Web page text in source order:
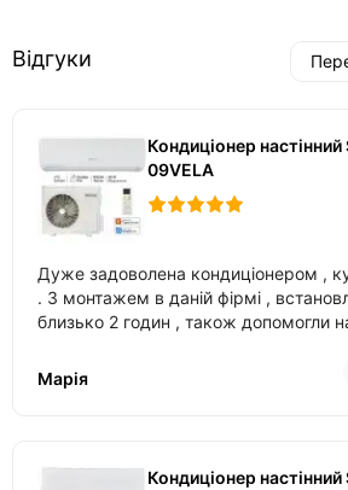
Відгуки
Кондиціонер
09VELA
Дуже задоволена кондиціонером ,
. З монтажем в даній фірмі , встановлення зайняло
близько 2 годин , також допомогли налаштувати
Марія
Кондиціонер